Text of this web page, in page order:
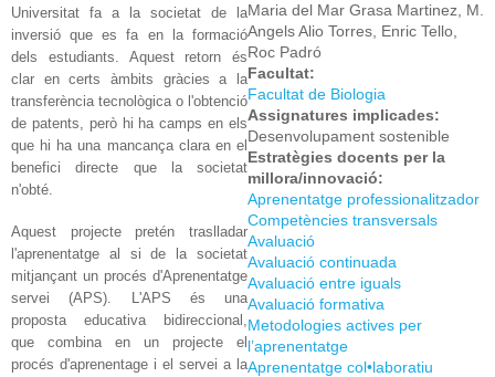
Universitat fa a la societat de la
inversió que es fa en la formació
dels estudiants. Aquest retorn és
clar en certs àmbits gràcies a la
transferència tecnològica o l'obtenció
de patents, però hi ha camps en els
que hi ha una mancança clara en el
benefici directe que la societat
n'obté.
Aquest projecte pretén traslladar
l'aprenentatge al si de la societat
mitjançant un procés d'Aprenentatge
servei (APS). L'APS és una
proposta educativa bidireccional,
que combina en un projecte el
procés d'aprenentage i el servei a la
Maria del Mar Grasa Martinez, M.
Angels Alio Torres, Enric Tello,
Roc Padró
Facultat:
Facultat de Biologia
Assignatures implicades:
Desenvolupament sostenible
Estratègies docents per la
millora/innovació:
Aprenentatge professionalitzador
Competències transversals
Avaluació
Avaluació continuada
Avaluació entre iguals
Avaluació formativa
Metodologies actives per
l’aprenentatge
Aprenentatge col•laboratiu